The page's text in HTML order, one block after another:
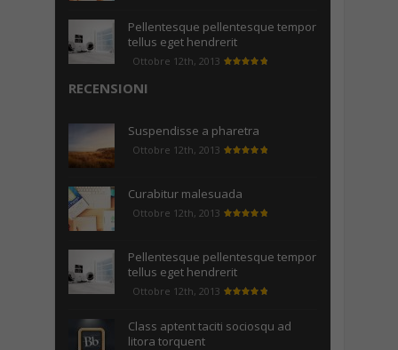
Pellentesque pellentesque tempor
tellus eget hendrerit
Ottobre 12th, 2013
RECENSIONI
Suspendisse a pharetra
Ottobre 12th, 2013
Curabitur malesuada
Ottobre 12th, 2013
Pellentesque pellentesque tempor
tellus eget hendrerit
Ottobre 12th, 2013
Class aptent taciti sociosqu ad
litora torquent